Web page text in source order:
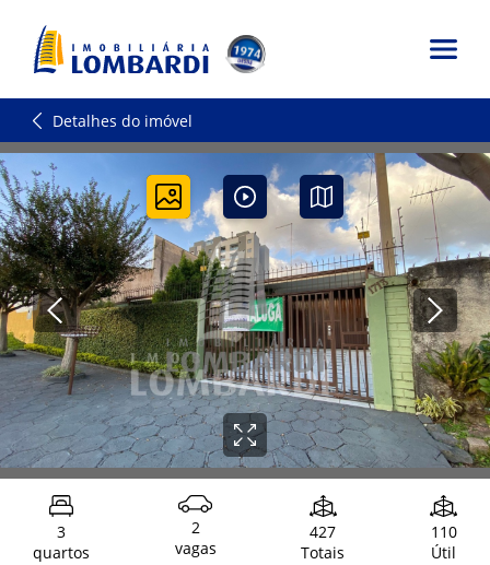
Detalhes do imóvel
0
3
quartos
2
vagas
427
Totais
110
Útil